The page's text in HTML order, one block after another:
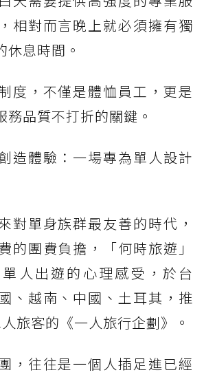
相對而言晚上就必須擁有獨
休息時間。
度，不僅是體恤員工，更是
務品質不打折的關鍵。
造體驗：一場專為單人設計
對單身族群最友善的時代，
的團費負擔，「何時旅遊」
人出遊的心理感受，於台
、越南、中國、土耳其，推
旅客的《一人旅行企劃》。
，往往是一個人插足進已經